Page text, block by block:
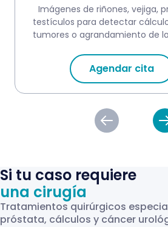
Imágenes de riñones, vejiga,
testículos para detectar
tumores o agrandamiento de
Agendar cita
Si tu caso requiere
una cirugía
Tratamientos quirúrgicos
próstata, cálculos y cáncer